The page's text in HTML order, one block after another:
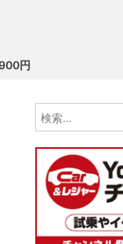
円